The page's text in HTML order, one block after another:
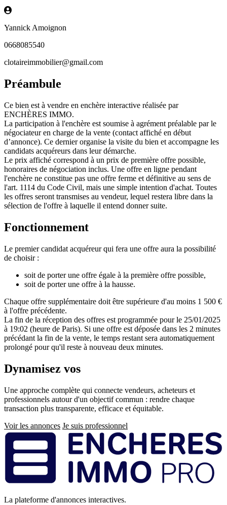
Yannick Amoignon
0668085540
clotaireimmobilier@gmail.com
Préambule
Ce bien est à vendre en enchère interactive réalisée par
ENCHÈRES IMMO.
La participation à l'enchère est soumise à agrément préalable par le
négociateur en charge de la vente (contact affiché en début
d’annonce). Ce dernier organise la visite du bien et accompagne les
candidats acquéreurs dans leur démarche.
Le prix affiché correspond à un prix de première offre possible,
honoraires de négociation inclus. Une offre en ligne pendant
l'enchère ne constitue pas une offre ferme et définitive au sens de
l'art. 1114 du Code Civil, mais une simple intention d'achat. Toutes
les offres seront transmises au vendeur, lequel restera libre dans la
sélection de l'offre à laquelle il entend donner suite.
Fonctionnement
Le premier candidat acquéreur qui fera une offre aura la possibilité
de choisir :
soit de porter une offre égale à la première offre possible,
soit de porter une offre à la hausse.
Chaque offre supplémentaire doit être supérieure d'au moins 1 500 €
à l'offre précédente.
La fin de la réception des offres est programmée pour le 25/01/2025
à 19:02 (heure de Paris). Si une offre est déposée dans les 2 minutes
précédant la fin de la vente, le temps restant sera automatiquement
prolongé pour qu'il reste à nouveau deux minutes.
Dynamisez vos
Une approche complète qui connecte vendeurs, acheteurs et
professionnels autour d'un objectif commun : rendre chaque
transaction plus transparente, efficace et équitable.
Voir les annonces Je suis professionnel
Pied
de
page
La plateforme d'annonces interactives.